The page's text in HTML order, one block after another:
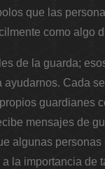
que las
como algo
de la guarda;
ayudarnos. Cada
guardianes
mensajes de
algunas personas
a la importancia de